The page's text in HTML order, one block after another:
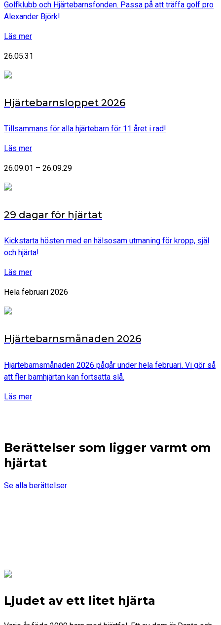
Golfklubb och Hjärtebarnsfonden. Passa på att träffa golf pro
Alexander Björk!
Läs mer
26.05.31
Hjärtebarnsloppet 2026
Tillsammans för alla hjärtebarn för 11 året i rad!
Läs mer
26.09.01 – 26.09.29
29 dagar för hjärtat
Kickstarta hösten med en hälsosam utmaning för kropp, själ
och hjärta!
Läs mer
Hela februari 2026
Hjärtebarnsmånaden 2026
Hjärtebarnsmånaden 2026 pågår under hela februari. Vi gör så
att fler barnhjärtan kan fortsätta slå.
Läs mer
Berättelser som ligger varmt om
hjärtat
Se alla berättelser
Ljudet av ett litet hjärta